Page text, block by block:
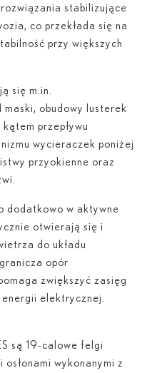
stabilizujące
co przekłada się na
przy większych
się m.in.
obudowy lusterek
przepływu
wycieraczek poniżej
przyokienne oraz
dodatkowo w aktywne
otwierają się i
do układu
opór
zwiększyć zasięg
elektrycznej.
są 19-calowe felgi
wykonanymi z